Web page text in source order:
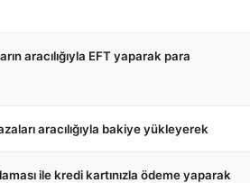
aracılığıyla EFT yaparak para
aracılığıyla bakiye yükleyerek
ile kredi kartınızla ödeme yaparak